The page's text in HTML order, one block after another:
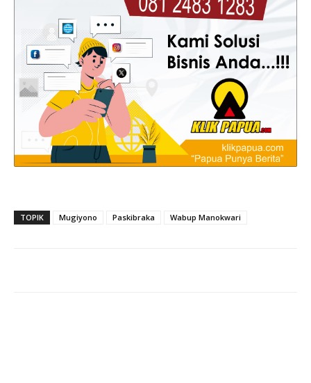
TOPIK Mugiyono Paskibraka Wabup Manokwari